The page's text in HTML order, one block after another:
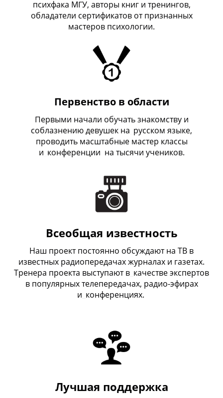
психфака МГУ, авторы книг и тренингов,
обладатели сертификатов от признанных
мастеров психологии.
Первенство в области
Первыми начали обучать знакомству и
соблазнению девушек на русском языке,
проводить масштабные мастер классы
и конференции на тысячи учеников.
Всеобщая известность
Наш проект постоянно обсуждают на ТВ в
известных радиопередачах журналах и газетах.
Тренера проекта выступают в качестве экспертов
в популярных телепередачах, радио-эфирах
и конференциях.
Лучшая поддержка